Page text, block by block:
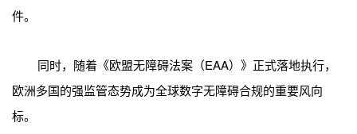
件。
同时，随着《欧盟无障碍法案（EAA）》正式落地执行，
欧洲多国的强监管态势成为全球数字无障碍合规的重要风向
标。